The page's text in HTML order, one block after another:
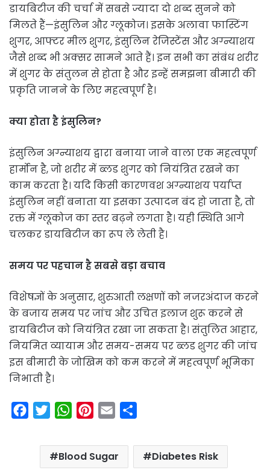
डायबिटीज की चर्चा में सबसे ज्यादा दो शब्द सुनने को
मिलते हैं—इंसुलिन और ग्लूकोज। इसके अलावा फास्टिंग
शुगर, आफ्टर मील शुगर, इंसुलिन रेजिस्टेंस और अग्न्याशय
जैसे शब्द भी अक्सर सामने आते हैं। इन सभी का संबंध शरीर
में शुगर के संतुलन से होता है और इन्हें समझना बीमारी की
प्रकृति जानने के लिए महत्वपूर्ण है।
क्या होता है इंसुलिन?
इंसुलिन अग्न्याशय द्वारा बनाया जाने वाला एक महत्वपूर्ण
हार्मोन है, जो शरीर में ब्लड शुगर को नियंत्रित रखने का
काम करता है। यदि किसी कारणवश अग्न्याशय पर्याप्त
इंसुलिन नहीं बनाता या इसका उत्पादन बंद हो जाता है, तो
रक्त में ग्लूकोज का स्तर बढ़ने लगता है। यही स्थिति आगे
चलकर डायबिटीज का रूप ले लेती है।
समय पर पहचान है सबसे बड़ा बचाव
विशेषज्ञों के अनुसार, शुरुआती लक्षणों को नजरअंदाज करने
के बजाय समय पर जांच और उचित इलाज शुरू करने से
डायबिटीज को नियंत्रित रखा जा सकता है। संतुलित आहार,
नियमित व्यायाम और समय-समय पर ब्लड शुगर की जांच
इस बीमारी के जोखिम को कम करने में महत्वपूर्ण भूमिका
निभाती है।
i
t
W
a
t
n
t
a
i
a
Blood Sugar
Diabetes Risk